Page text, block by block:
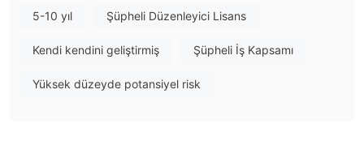
Patria Finance Üzerinde Ne İşlem Yapabilirim?
Emtialar, Türevler ve Tahviller
ile işlem yapabilirsiniz.
Ücretler
5-10 yıl Şüpheli Düzenleyici Lisans
Kendi kendini geliştirmiş Şüpheli İş Kapsamı
Yüksek düzeyde potansiyel risk